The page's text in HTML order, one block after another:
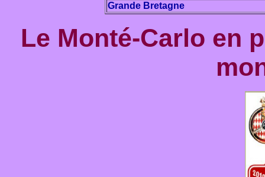
Grande Bretagne
Le Monté-Carlo en